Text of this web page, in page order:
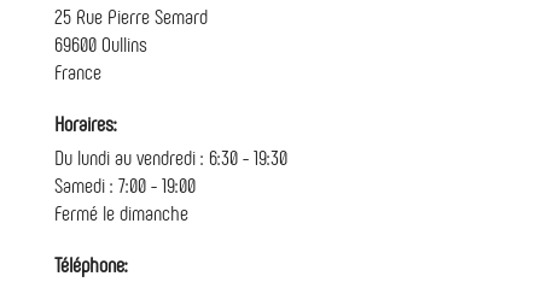
25 Rue Pierre Semard
69600 Oullins
France
Horaires:
Du lundi au vendredi : 6:30 - 19:30
Samedi : 7:00 - 19:00
Fermé le dimanche
Téléphone: